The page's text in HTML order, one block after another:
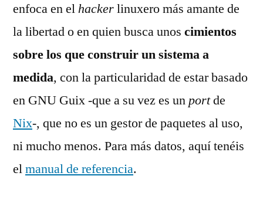
enfoca en elhackerlinuxero más amante de
la libertad o en quien busca unos cimientos
sobre los que construir un sistema a
medida, con la particularidad de estar basado
en GNU Guix -que a su vez es unportde
Nix-, que no es un gestor de paquetes al uso,
ni mucho menos. Para más datos, aquí tenéis
elmanual de referencia.